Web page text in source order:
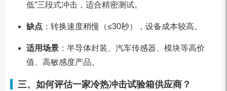
低”三段式冲击，适合精密测试。
缺点 ：转换速度稍慢（≤30秒），设备成本较高。
适用场景：半导体封装、汽车传感器、模块等高价
值、高敏感度产品。
三、如何评估一家冷热冲击试验箱供应商？